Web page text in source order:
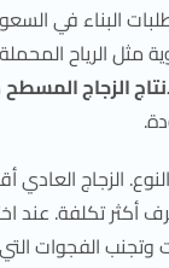
البناء في
مثل الرياح
الزجاج المسطح
الزجاج العادي
أكثر تكلفة. عند
الفجوات التي